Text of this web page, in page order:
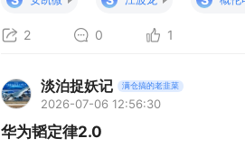
2 0 1
淡泊捉妖记 满仓搞的老韭菜
2026-07-06 12:56:30
华为韬定律2.0